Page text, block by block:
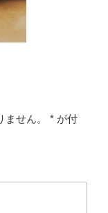
せん。 * が付